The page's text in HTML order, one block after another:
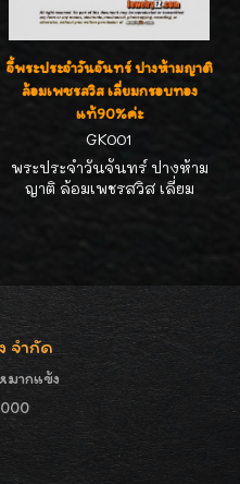
จี้พระประจำวันจันทร์ ปางห้ามญาติ
ล้อมเพชรสวิส เลี่ยมกรอบทอง
แท้90%ค่ะ
GK001
พระประจำวันจันทร์ ปางห้าม
ญาติ ล้อมเพชรสวิส เลี่ยม
จำกัด
มากแข้ง